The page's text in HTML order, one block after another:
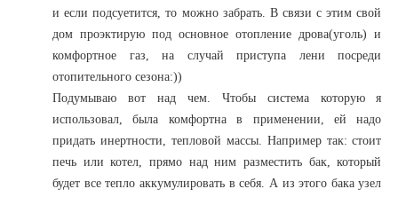
и если подсуетится, то можно забрать. В связи с этим свой
дом проэктирую под основное отопление дрова(уголь) и
комфортное газ, на случай приступа лени посреди
отопительного сезона:))
Подумываю вот над чем. Чтобы система которую я
использовал, была комфортна в применении, ей надо
придать инертности, тепловой массы. Например так: стоит
печь или котел, прямо над ним разместить бак, который
будет все тепло аккумулировать в себя. А из этого бака узел